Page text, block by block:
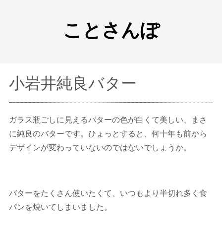
ことさんぽ
小岩井純良バター
ガラス瓶ごしに見えるバターの色が白くて美しい、まさ
に純良のバターです。ひょっとすると、何十年も前から
デザインが変わっていないのではないでしょうか。
バターをたくさん使いたくて、いつもより半切れ多く食
パンを焼いてしまいました。